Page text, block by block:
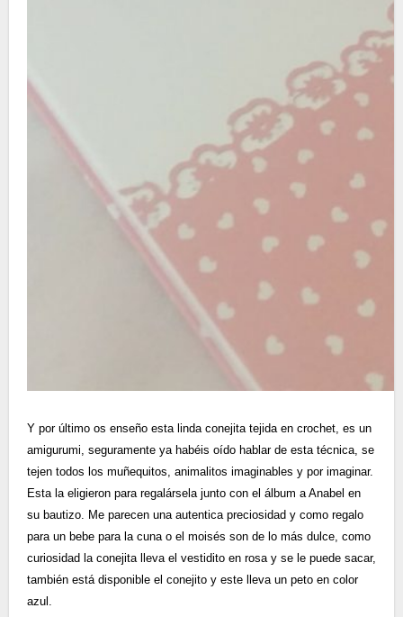
Y por último os enseño esta linda conejita tejida en crochet, es un
amigurumi, seguramente ya habéis oído hablar de esta técnica, se
tejen todos los muñequitos, animalitos imaginables y por imaginar.
Esta la eligieron para regalársela junto con el álbum a Anabel en
su bautizo. Me parecen una autentica preciosidad y como regalo
para un bebe para la cuna o el moisés son de lo más dulce, como
curiosidad la conejita lleva el vestidito en rosa y se le puede sacar,
también está disponible el conejito y este lleva un peto en color
azul.